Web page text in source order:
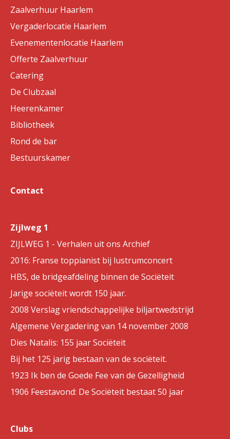
Zaalverhuur Haarlem
Vergaderlocatie Haarlem
Evenementenlocatie Haarlem
Offerte Zaalverhuur
Catering
De Clubzaal
Heerenkamer
Bibliotheek
Rond de bar
Bestuurskamer
Contact
Zijlweg 1
ZIJLWEG 1 - Verhalen uit ons Archief
2016: Franse toppianist bij lustrumconcert
HBS, de bridgeafdeling binnen de Sociëteit
Jarige sociëteit wordt 150 jaar.
2008 Verslag vriendschappelijke biljartwedstrijd
Algemene Vergadering van 14 november 2008
Dies Natalis: 155 jaar Sociëteit
Bij het 125 jarig bestaan van de sociëteit.
1923 Ik ben de Goede Fee van de Gezelligheid
1906 Feestavond: De Sociëteit bestaat 50 jaar
Clubs